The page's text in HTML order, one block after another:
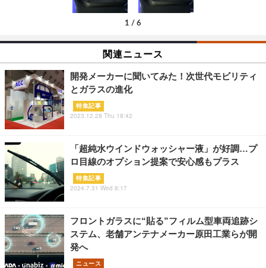
1 / 6
関連ニュース
開発メーカーに聞いてみた！次世代モビリティ
とガラスの進化
特集記事
2023.12.28 Thu 18:42
「超純水ウインドウォッシャー液」が好調…プ
ロ目線のオプション提案で安心感もプラス
特集記事
2024.7.31 Wed 8:17
フロントガラスに“貼る”フィルム型車両追跡シ
ステム、老舗アンテナメーカー原田工業らが開
発へ
ニュース